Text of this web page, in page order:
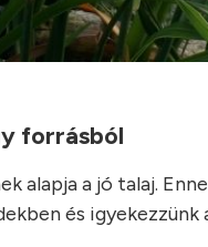
forrásból
alapja a jó talaj.
és igyekezzünk